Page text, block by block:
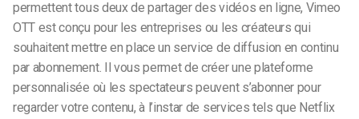
permettent tous deux de partager des vidéos en ligne, Vimeo
OTT est conçu pour les entreprises ou les créateurs qui
souhaitent mettre en place un service de diffusion en continu
par abonnement. Il vous permet de créer une plateforme
personnalisée où les spectateurs peuvent s’abonner pour
regarder votre contenu, à l’instar de services tels que Netflix